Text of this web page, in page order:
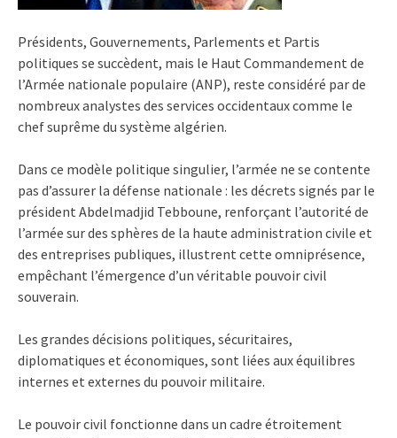
Présidents, Gouvernements, Parlements et Partis
politiques se succèdent, mais le Haut Commandement de
l’Armée nationale populaire (ANP), reste considéré par de
nombreux analystes des services occidentaux comme le
chef suprême du système algérien.
Dans ce modèle politique singulier, l’armée ne se contente
pas d’assurer la défense nationale : les décrets signés par le
président Abdelmadjid Tebboune, renforçant l’autorité de
l’armée sur des sphères de la haute administration civile et
des entreprises publiques, illustrent cette omniprésence,
empêchant l’émergence d’un véritable pouvoir civil
souverain.
Les grandes décisions politiques, sécuritaires,
diplomatiques et économiques, sont liées aux équilibres
internes et externes du pouvoir militaire.
Le pouvoir civil fonctionne dans un cadre étroitement